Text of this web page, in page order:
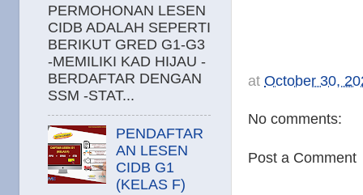
at October 30,
No comments:
Post a Comment
PERMOHONAN LESEN
CIDB ADALAH SEPERTI
BERIKUT GRED G1-G3
-MEMILIKI KAD HIJAU -
BERDAFTAR DENGAN
SSM -STAT...
PENDAFTAR
AN LESEN
CIDB G1
(KELAS F)